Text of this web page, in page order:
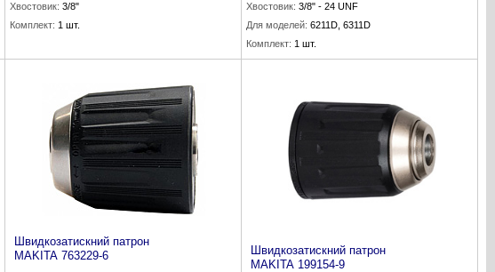
Хвостовик: 3/8"
Комплект: 1 шт.
Хвостовик: 3/8" - 24 UNF
Для моделей: 6211D, 6311D
Комплект: 1 шт.
Швидкозатискний патрон
MAKITA 763229-6
Швидкозатискний патрон
MAKITA 199154-9